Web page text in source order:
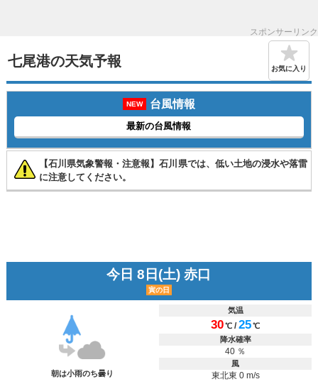
スポンサーリンク
七尾港の天気予報 お気に入り
NEW 台風情報
最新の台風情報
【石川県気象警報・注意報】石川県では、低い土地の浸水や落雷
に注意してください。
今日 8日(土) 赤口
寅の日
朝は小雨のち曇り
気温
30℃ /25℃
降水確率
40 ％
風
東北東 0 m/s